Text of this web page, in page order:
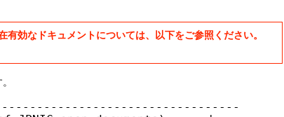
効なドキュメントについては、以下をご参照ください。